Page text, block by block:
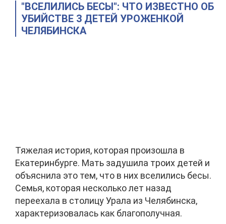
"ВСЕЛИЛИСЬ БЕСЫ": ЧТО ИЗВЕСТНО ОБ
УБИЙСТВЕ 3 ДЕТЕЙ УРОЖЕНКОЙ
ЧЕЛЯБИНСКА
Тяжелая история, которая произошла в
Екатеринбурге. Мать задушила троих детей и
объяснила это тем, что в них вселились бесы.
Семья, которая несколько лет назад
переехала в столицу Урала из Челябинска,
характеризовалась как благополучная.